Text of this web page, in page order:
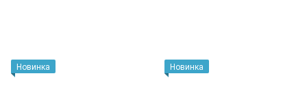
Новинка Новинка